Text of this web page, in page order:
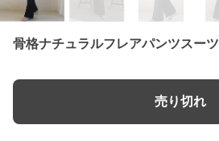
骨格ナチュラルフレアパンツスーツ
売り切れ